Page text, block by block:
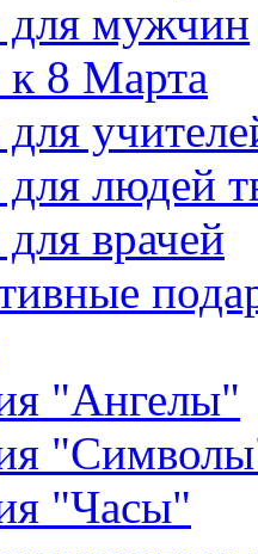
для мужчин
8 Марта
людей
врачей
"Ангелы"
"Часы"